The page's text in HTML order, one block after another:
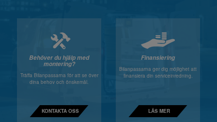
Behöver du hjälp med
montering?
Träffa Bilanpassarna för att se över
dina behov och önskemål.
KONTAKTA OSS
Finansiering
Bilanpassarna ger dig möjlighet att
finansiera din serviceinredning.
LÄS MER